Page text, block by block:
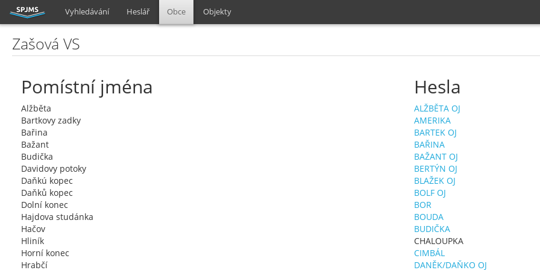
Vyhledávání Heslář Obce Objekty
Zašová VS
Pomístní jména
Alžběta
Bartkovy zadky
Bařina
Bažant
Budička
Davidovy potoky
Daňkú kopec
Daňků kopec
Dolní konec
Hajdova studánka
Hačov
Hliník
Horní konec
Hrabčí
Hesla
ALŽBĚTA OJ
AMERIKA
BARTEK OJ
BAŘINA
BAŽANT OJ
BERTÝN OJ
BLAŽEK OJ
BOLF OJ
BOR
BOUDA
BUDIČKA
CHALOUPKA
CIMBÁL
DANĚK/DAŇKO OJ